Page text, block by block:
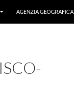
AGENZIA GEOGRAFICA